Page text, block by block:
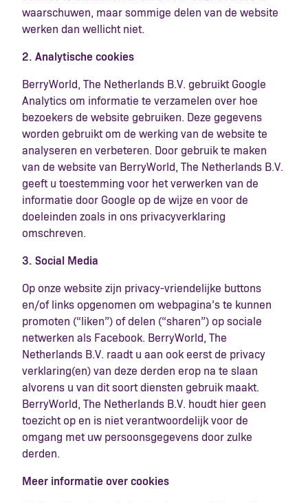
waarschuwen, maar sommige delen van de website
werken dan wellicht niet.
2. Analytische cookies
BerryWorld, The Netherlands B.V. gebruikt Google
Analytics om informatie te verzamelen over hoe
bezoekers de website gebruiken. Deze gegevens
worden gebruikt om de werking van de website te
analyseren en verbeteren. Door gebruik te maken
van de website van BerryWorld, The Netherlands B.V.
geeft u toestemming voor het verwerken van de
informatie door Google op de wijze en voor de
doeleinden zoals in ons privacyverklaring
omschreven.
3. Social Media
Op onze website zijn privacy-vriendelijke buttons
en/of links opgenomen om webpagina’s te kunnen
promoten (“liken”) of delen (“sharen”) op sociale
netwerken als Facebook. BerryWorld, The
Netherlands B.V. raadt u aan ook eerst de privacy
verklaring(en) van deze derden erop na te slaan
alvorens u van dit soort diensten gebruik maakt.
BerryWorld, The Netherlands B.V. houdt hier geen
toezicht op en is niet verantwoordelijk voor de
omgang met uw persoonsgegevens door zulke
derden.
Meer informatie over cookies